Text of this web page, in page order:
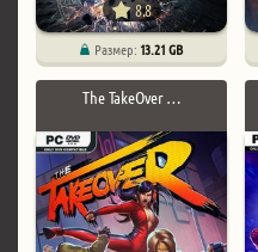
8.8
Размер: 13.21 GB
The TakeOver …